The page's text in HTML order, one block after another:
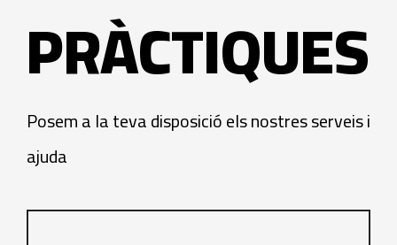
PRÀCTIQUES
Posem a la teva disposició els nostres serveis i
ajuda